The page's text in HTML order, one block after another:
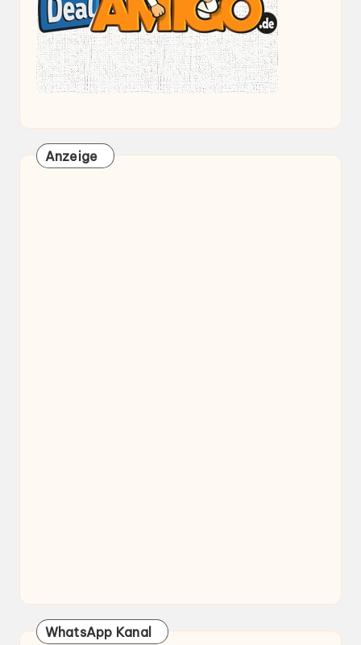
Anzeige
WhatsApp Kanal